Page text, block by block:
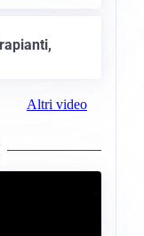
Altri video